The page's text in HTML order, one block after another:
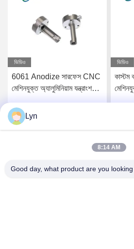
ভিডিও
কাস্টম কালো অ্যানোডাইজড সিএনসি
মেশিনযুক্ত অ্যালুমিনিয়াম
ভিডিও
কাস্টম
Lyn
8:14 AM
Good day, what product are you